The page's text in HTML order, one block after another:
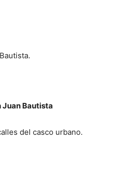
Juan Bautista
del casco urbano.